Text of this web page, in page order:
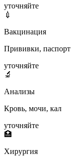
уточняйте
💉
Вакцинация
Прививки, паспорт
уточняйте
🔬
Анализы
Кровь, мочи, кал
уточняйте
🏥
Хирургия